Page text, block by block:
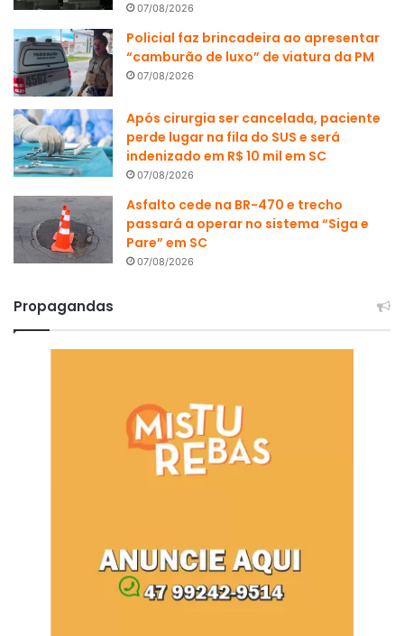
07/08/2026
Policial faz brincadeira ao apresentar
“camburão de luxo” de viatura da PM
07/08/2026
Após cirurgia ser cancelada, paciente
perde lugar na fila do SUS e será
indenizado em R$ 10 mil em SC
07/08/2026
Asfalto cede na BR-470 e trecho
passará a operar no sistema “Siga e
Pare” em SC
07/08/2026
Propagandas